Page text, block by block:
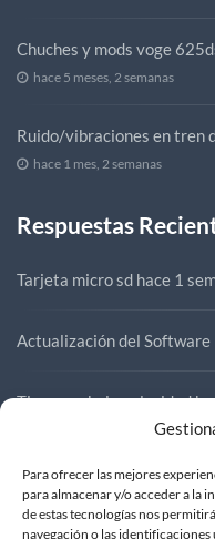
Para ofrecer las mejores
para almacenar y/o acceder a la
de estas tecnologías nos
navegación o las
Chuches y mods voge
hace 5 meses, 2 semanas
Ruido/vibraciones en tren
hace 1 mes, 2 semanas
Respuestas
Tarjeta micro sd hace 1
Actualización del Software
Tirones a baja velocidad
Compra SR3hace 1